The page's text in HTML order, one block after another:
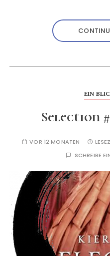
EIN
Selection
VOR 12 MONATEN
SCHREIBE